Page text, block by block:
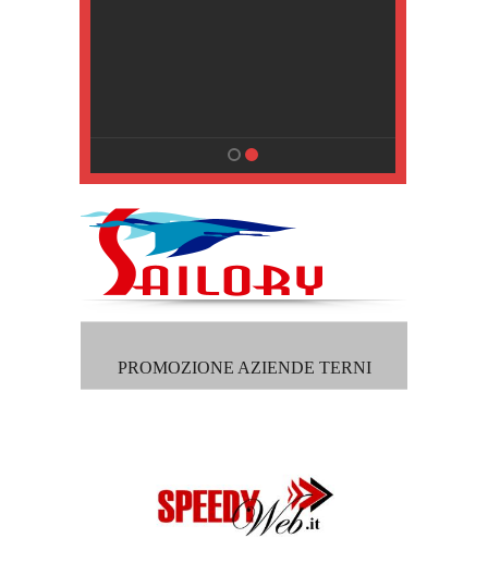
PROMOZIONE AZIENDE TERNI